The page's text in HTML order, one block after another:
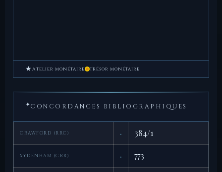
★ Atelier monétaire Trésor monétaire
✦CONCORDANCES BIBLIOGRAPHIQUES
CRAWFORD (RRC) · 384/1
SYDENHAM (CRR) · 773